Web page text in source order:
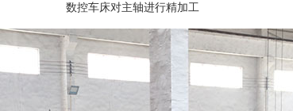
数控车床对主轴进行精加工